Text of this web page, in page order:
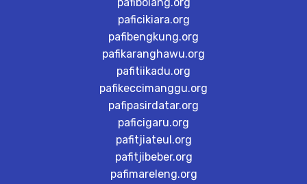
paficikiara.org
pafibengkung.org
pafikaranghawu.org
pafitiikadu.org
pafikeccimanggu.org
pafipasirdatar.org
paficigaru.org
pafitjiateul.org
pafitjibeber.org
pafimareleng.org